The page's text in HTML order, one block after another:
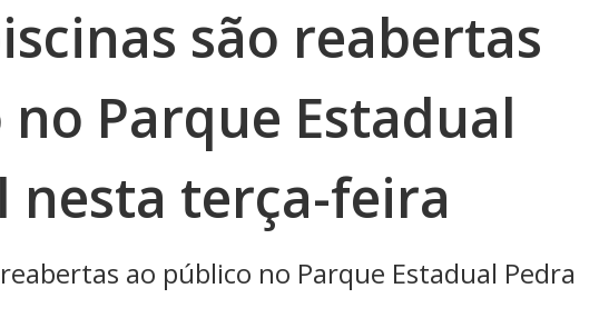
são reabertas
Parque Estadual
nesta terça-feira
ao público no Parque Estadual Pedra